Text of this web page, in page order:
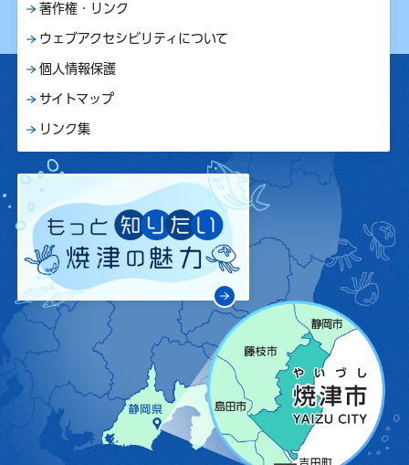
著作権・リンク
ウェブアクセシビリティについて
個人情報保護
サイトマップ
リンク集